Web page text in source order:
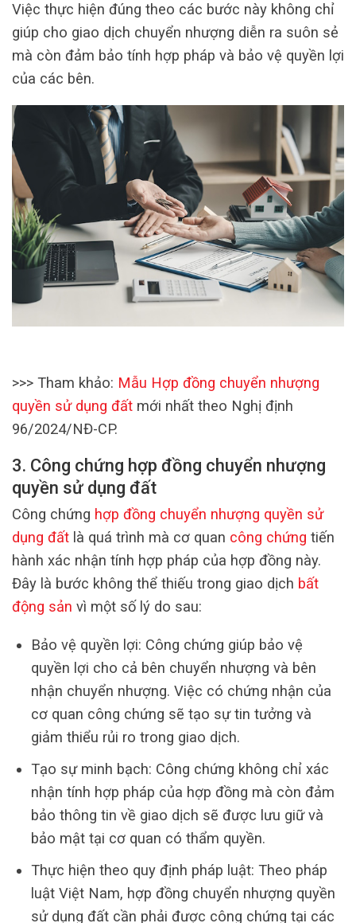
Việc thực hiện đúng theo các bước này không chỉ
giúp cho giao dịch chuyển nhượng diễn ra suôn sẻ
mà còn đảm bảo tính hợp pháp và bảo vệ quyền lợi
của các bên.
>>> Tham khảo: Mẫu Hợp đồng chuyển nhượng
quyền sử dụng đất mới nhất theo Nghị định
96/2024/NĐ-CP.
3. Công chứng hợp đồng chuyển nhượng
quyền sử dụng đất
Công chứng hợp đồng chuyển nhượng quyền sử
dụng đất là quá trình mà cơ quan công chứng tiến
hành xác nhận tính hợp pháp của hợp đồng này.
Đây là bước không thể thiếu trong giao dịch bất
động sản vì một số lý do sau:
Bảo vệ quyền lợi: Công chứng giúp bảo vệ
quyền lợi cho cả bên chuyển nhượng và bên
nhận chuyển nhượng. Việc có chứng nhận của
cơ quan công chứng sẽ tạo sự tin tưởng và
giảm thiểu rủi ro trong giao dịch.
Tạo sự minh bạch: Công chứng không chỉ xác
nhận tính hợp pháp của hợp đồng mà còn đảm
bảo thông tin về giao dịch sẽ được lưu giữ và
bảo mật tại cơ quan có thẩm quyền.
Thực hiện theo quy định pháp luật: Theo pháp
luật Việt Nam, hợp đồng chuyển nhượng quyền
sử dụng đất cần phải được công chứng tại các